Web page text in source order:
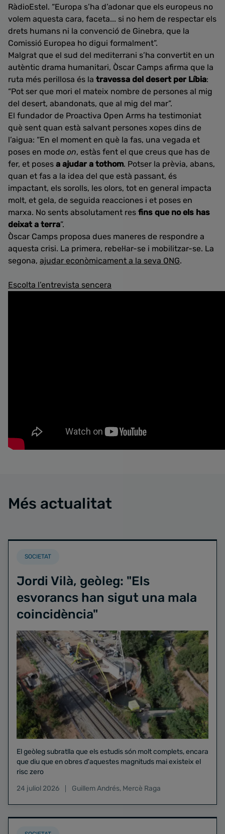
RàdioEstel. “Europa s’ha d’adonar que els europeus no
volem aquesta cara, faceta... si no hem de respectar els
drets humans ni la convenció de Ginebra, que la
Comissió Europea ho digui formalment”.
Malgrat que el sud del mediterrani s’ha convertit en un
autèntic drama humanitari, Òscar Camps afirma que la
ruta més perillosa és la travessa del desert per Líbia:
“Pot ser que mori el mateix nombre de persones al mig
del desert, abandonats, que al mig del mar”.
El fundador de Proactiva Open Arms ha testimoniat
què sent quan està salvant persones xopes dins de
l’aigua: “En el moment en què la fas, una vegada et
poses en mode on, estàs fent el que creus que has de
fer, et poses a ajudar a tothom. Potser la prèvia, abans,
quan et fas a la idea del que està passant, és
impactant, els sorolls, les olors, tot en general impacta
molt, et gela, de seguida reacciones i et poses en
marxa. No sents absolutament res fins que no els has
deixat a terra”.
Òscar Camps proposa dues maneres de respondre a
aquesta crisi. La primera, rebel·lar-se i mobilitzar-se. La
segona, ajudar econòmicament a la seva ONG.
Escolta l’entrevista sencera
Més actualitat
SOCIETAT
Jordi Vilà, geòleg: "Els
esvorancs han sigut una mala
coincidència"
El geòleg subratlla que els estudis són molt complets, encara
que diu que en obres d'aquestes magnituds mai existeix el
risc zero
24 juliol 2026
Guillem Andrés, Mercè Raga